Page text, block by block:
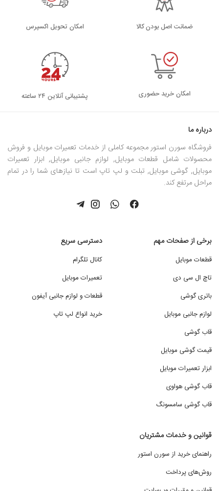
ضمانت اصل بودن کالا اﻣﮑﺎن ﺗﺤﻮﯾﻞ اﮐﺴﭙﺮس
امکان خرید حضوری پشتیبانی آنلاین ۲۴ ساعته
درباره ما
فروشگاه سورن استور مجموعه کاملی از خدمات تعمیرات موبایل و فروش
محصولات شامل قطعات موبایل, لوازم جانبی موبایل, ابزار تعمیرات
موبایل, گوشی موبایل, تبلت و لپ تاپ است تا نیازهای شما را در تمام
مراحل مرتفع کند.
برخی از صفحات مهم
قطعات موبایل
تاچ ال سی دی
باتری گوشی
لوازم جانبی موبایل
قاب گوشی
قیمت گوشی موبایل
ابزار تعمیرات موبایل
قاب گوشی هواوی
قاب گوشی سامسونگ
دسترسی سریع
کانال تلگرام
تعمیرات موبایل
قطعات و لوازم جانبی آیفون
خرید انواع لپ تاپ
قوانین و خدمات مشتریان
راهنمای خرید از سورن استور
روش‌های پرداخت